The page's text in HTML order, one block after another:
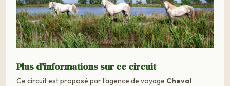
Plus d'informations sur ce circuit
Ce circuit est proposé par l'agence de voyage Cheval